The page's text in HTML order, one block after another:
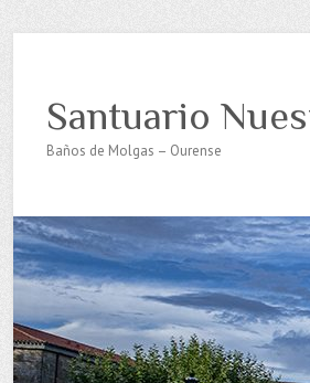
Santuario
Baños de Molgas – Ourense